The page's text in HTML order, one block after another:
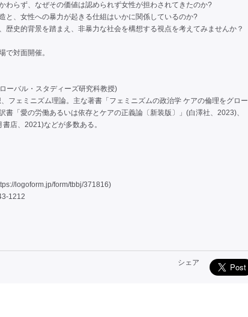
わらず、なぜその価値は認められず女性が担わされてきたのか?
と、女性への暴力が起きる仕組はいかに関係しているのか?
歴史的背景を踏まえ、非暴力な社会を構想する視点を考えてみませんか？
で対面開催。
バル・スタディーズ研究科教授)
フェミニズム理論。主な著書「フェミニズムの政治学 ケアの倫理をグロー
書「愛の労働あるいは依存とケアの正義論〔新装版〕」(白澤社、2023)、
店、2021)などが多数ある。
logoform.jp/form/tbbj/371816)
1212
シェア